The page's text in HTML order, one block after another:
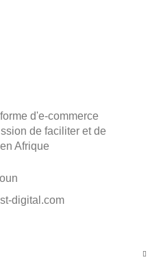
d'e-commerce
de faciliter et de
Afrique
digital.com